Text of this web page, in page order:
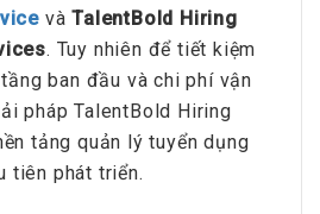
vàTalentBold Hiring
. Tuy nhiên để tiết kiệm
ban đầu và chi phí vận
pháp TalentBold Hiring
tảng quản lý tuyển dụng
tiên phát triển.